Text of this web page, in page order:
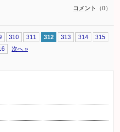
コメント （0）
310 311 312 313 314
315
次へ »